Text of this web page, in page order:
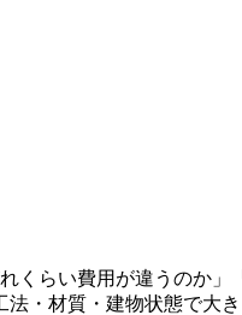
くらい費用が違うのか
・材質・建物状態で大